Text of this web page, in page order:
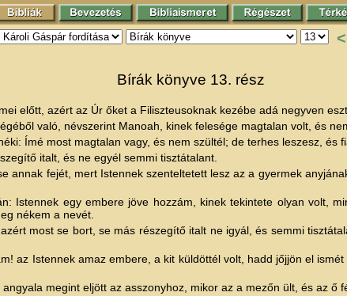
Bírák könyve 13. rész
előtt, azért az Úr őket a Filiszteusoknak kezébe adá negyven
való, névszerint Manoah, kinek felesége magtalan volt, és
Ímé most magtalan vagy, és nem szültél; de terhes leszesz, és
italt, és ne egyél semmi tisztátalant.
annak fejét, mert Istennek szenteltetett lesz az a gyermek
Istennek egy embere jöve hozzám, kinek tekintete olyan volt,
nékem a nevét.
most se bort, se más részegítő italt ne igyál, és semmi
az Istennek amaz embere, a kit küldöttél volt, hadd jőjjön el
megint eljött az asszonyhoz, mikor az a mezőn ült, és az ő